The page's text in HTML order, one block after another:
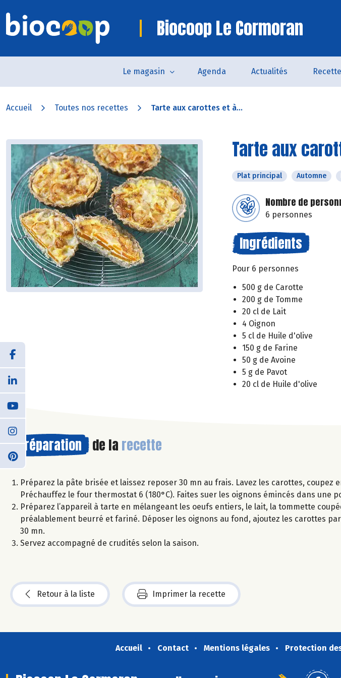
Biocoop Le Cormoran
Le magasin Agenda Actualités
Accueil Toutes nos recettes Tarte aux carottes et à...
Tarte aux
Plat principal Automne
Nombre de
6 personnes
Ingrédients
Pour 6 personnes
500 g de Carotte
200 g de Tomme
20 cl de Lait
4 Oignon
5 cl de Huile d'olive
150 g de Farine
50 g de Avoine
5 g de Pavot
20 cl de Huile d'olive
Préparation de la recette
Préparez la pâte brisée et laissez reposer 30 mn au frais. Lavez les carottes, coupez
Préchauffez le four thermostat 6 (180°C). Faites suer les oignons émincés dans une
Préparez l’appareil à tarte en mélangeant les oeufs entiers, le lait, la tommette
préalablement beurré et fariné. Déposer les oignons au fond, ajoutez les carottes
30 mn.
Servez accompagné de crudités selon la saison.
Retour à la liste Imprimer la recette
Accueil Contact Mentions légales Protection